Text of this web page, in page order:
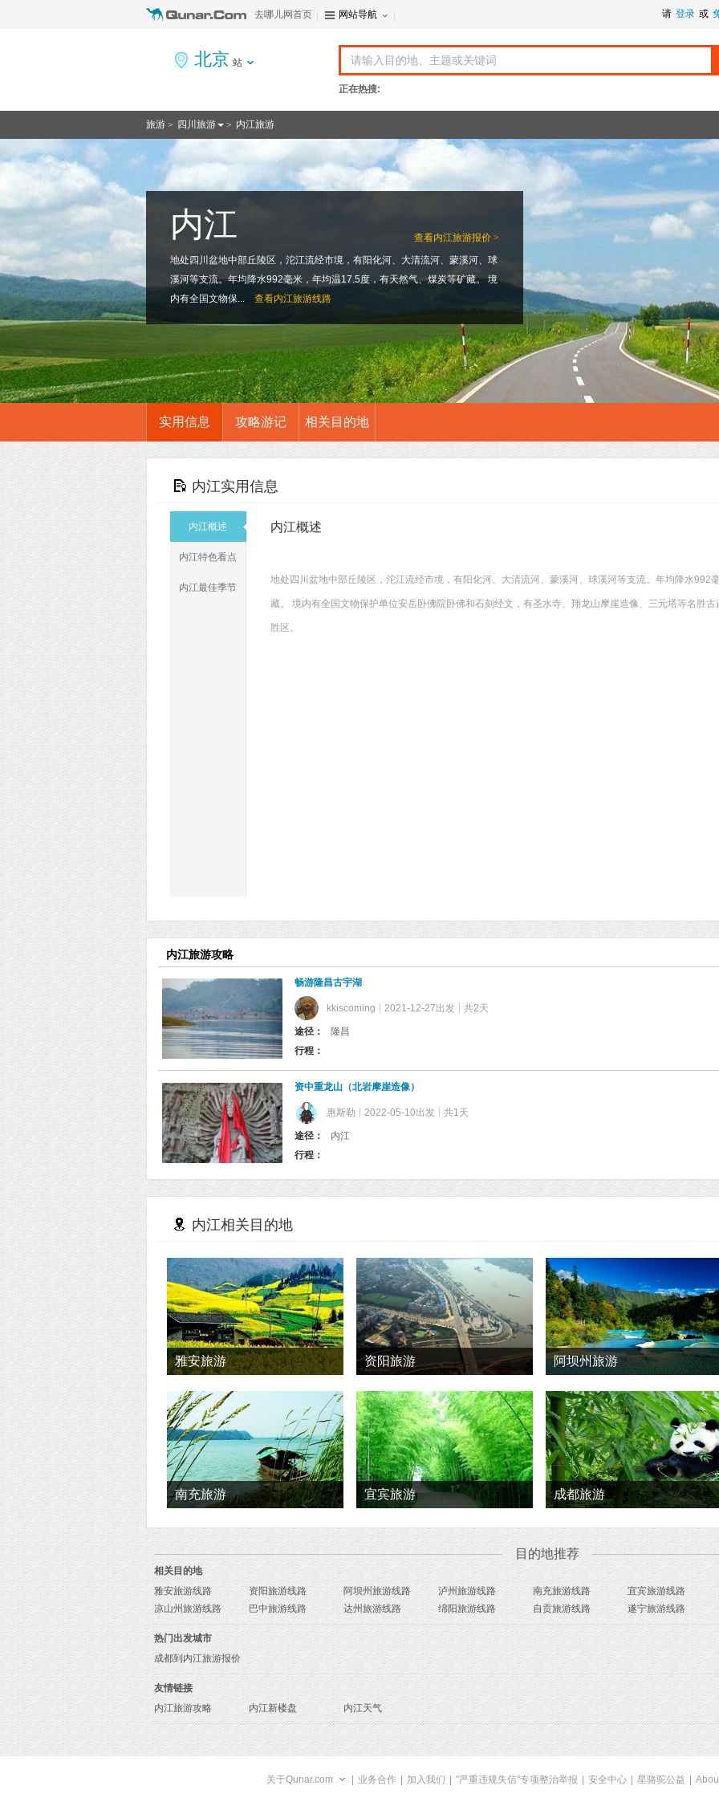
请 登录 或
去哪儿网首页 网站导航
北京 站
正在热搜:
旅游 > 四川旅游 > 内江旅游
查看内江旅游报价 >
内江
地处四川盆地中部丘陵区，沱江流经市境，有阳化河、大清流河、蒙溪河、球
溪河等支流。年均降水992毫米，年均温17.5度，有天然气、煤炭等矿藏。 境
内有全国文物保...
查看内江旅游线路
实用信息 攻略游记 相关目的地
内江实用信息
内江概述
内江特色看点
内江最佳季节
内江概述
地处四川盆地中部丘陵区，沱江流经市境，有阳化河、大清流河、蒙溪河、球溪河等支流。年均降水992
藏。 境内有全国文物保护单位安岳卧佛院卧佛和石刻经文，有圣水寺、翔龙山摩崖造像、三元塔等名胜
胜区。
内江旅游攻略
畅游隆昌古宇湖
kkiscoming 2021-12-27出发 共2天
途径：
隆昌
行程：
资中重龙山（北岩摩崖造像）
惠斯勒 2022-05-10出发 共1天
途径：
内江
行程：
内江相关目的地
雅安旅游 资阳旅游 阿坝州旅游
南充旅游 宜宾旅游 成都旅游
目的地推荐
相关目的地
雅安旅游线路
资阳旅游线路 阿坝州旅游线路 泸州旅游线路 南充旅游线路
宜宾旅游线路
凉山州旅游线路
巴中旅游线路 达州旅游线路 绵阳旅游线路 自贡旅游线路 遂宁旅游线路
热门出发城市
成都到内江旅游报价
友情链接
内江旅游攻略
内江新楼盘 内江天气
关于Qunar.com 业务合作 加入我们 "严重违规失信"专项整治举报 安全中心 星骆驼公益